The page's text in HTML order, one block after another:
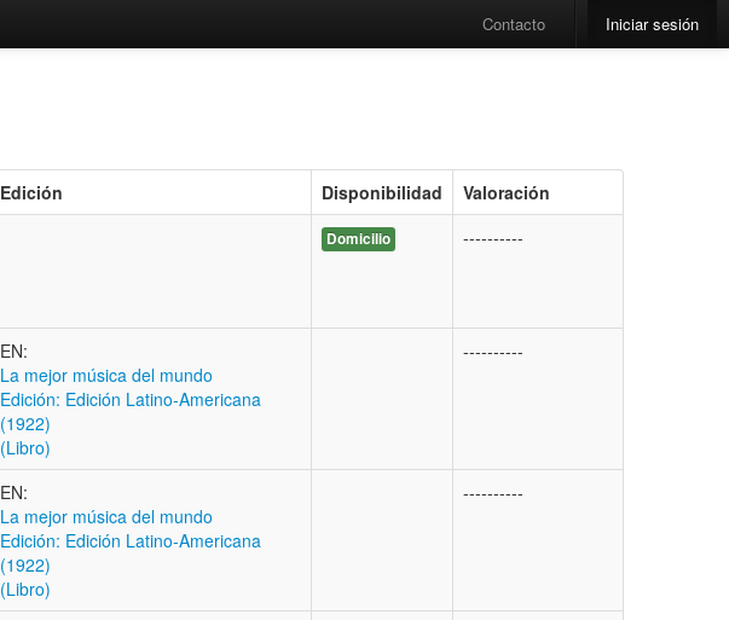
Contacto Iniciar sesión
Edición Disponibilidad Valoración
Domicilio ----------
EN:
La mejor música del mundo
Edición: Edición Latino-Americana
(1922)
(Libro)
----------
EN:
La mejor música del mundo
Edición: Edición Latino-Americana
(1922)
(Libro)
----------